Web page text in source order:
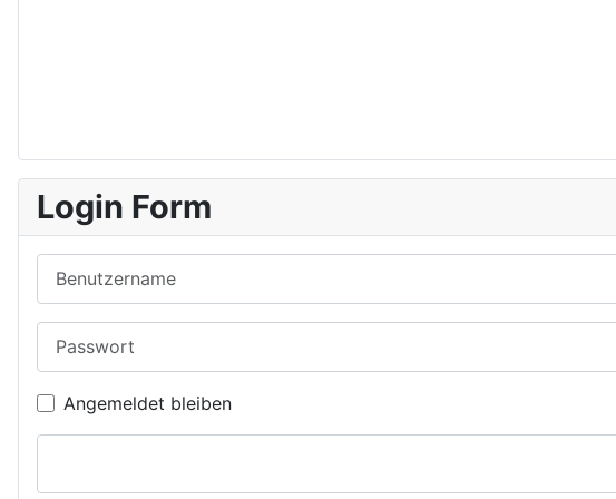
Login Form
Angemeldet bleiben